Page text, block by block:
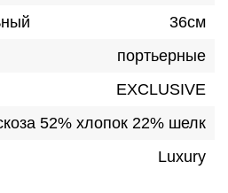
36см
портьерные
EXCLUSIVE
52% хлопок 22% шелк
Luxury